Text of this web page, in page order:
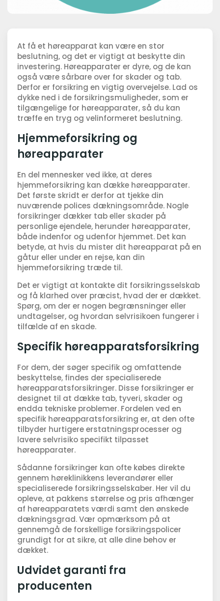
At få et høreapparat kan være en stor
beslutning, og det er vigtigt at beskytte din
investering. Høreapparater er dyre, og de kan
også være sårbare over for skader og tab.
Derfor er forsikring en vigtig overvejelse. Lad os
dykke ned i de forsikringsmuligheder, som er
tilgængelige for høreapparater, så du kan
træffe en tryg og velinformeret beslutning.
Hjemmeforsikring og
høreapparater
En del mennesker ved ikke, at deres
hjemmeforsikring kan dække høreapparater.
Det første skridt er derfor at tjekke din
nuværende polices dækningsområde. Nogle
forsikringer dækker tab eller skader på
personlige ejendele, herunder høreapparater,
både indenfor og udenfor hjemmet. Det kan
betyde, at hvis du mister dit høreapparat på en
gåtur eller under en rejse, kan din
hjemmeforsikring træde til.
Det er vigtigt at kontakte dit forsikringsselskab
og få klarhed over præcist, hvad der er dækket.
Spørg, om der er nogen begrænsninger eller
undtagelser, og hvordan selvrisikoen fungerer i
tilfælde af en skade.
Specifik høreapparatsforsikring
For dem, der søger specifik og omfattende
beskyttelse, findes der specialiserede
høreapparatsforsikringer. Disse forsikringer er
designet til at dække tab, tyveri, skader og
endda tekniske problemer. Fordelen ved en
specifik høreapparatsforsikring er, at den ofte
tilbyder hurtigere erstatningsprocesser og
lavere selvrisiko specifikt tilpasset
høreapparater.
Sådanne forsikringer kan ofte købes direkte
gennem høreklinikkens leverandører eller
specialiserede forsikringsselskaber. Her vil du
opleve, at pakkens størrelse og pris afhænger
af høreapparatets værdi samt den ønskede
dækningsgrad. Vær opmærksom på at
gennemgå de forskellige forsikringspolicer
grundigt for at sikre, at alle dine behov er
dækket.
Udvidet garanti fra
producenten